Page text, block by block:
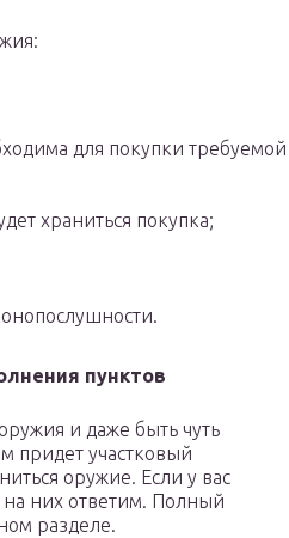
для покупки требуемой
храниться покупка;
пунктов
и даже быть чуть
придет участковый
оружие. Если у вас
на них ответим. Полный
разделе.